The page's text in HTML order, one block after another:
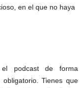
en el que no haya
podcast de forma
Tienes que